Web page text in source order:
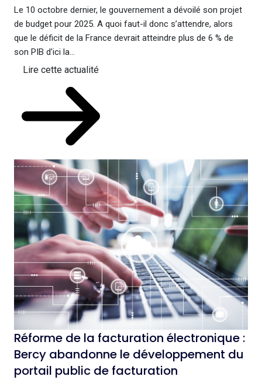
Le 10 octobre dernier, le gouvernement a dévoilé son projet
de budget pour 2025. A quoi faut-il donc s’attendre, alors
que le déficit de la France devrait atteindre plus de 6 % de
son PIB d'ici la...
Lire cette actualité
Réforme de la facturation électronique :
Bercy abandonne le développement du
portail public de facturation